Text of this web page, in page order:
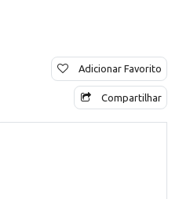
Adicionar Favorito
Compartilhar